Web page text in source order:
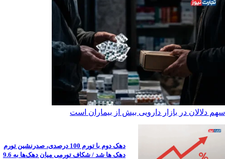
سهم دلالان در بازار دارویی بیش از بیماران است
دهک دوم با تورم 100 درصدی، صدرنشین تورم
دهک ها شد / شکاف تورمی میان دهک‌ها به 9.6